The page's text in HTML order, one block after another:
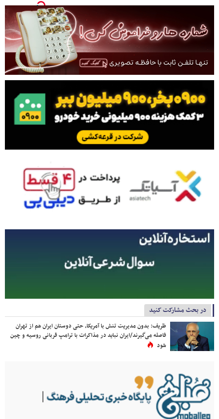
در بحث مشارکت کنید
ظریف: بدون مدیریت تنش با آمریکا، حتی دوستان ایران هم از تهران
فاصله می‌گیرند/ایران نباید در مذاکرات با ترامپ قربانی روسیه و چین
شود